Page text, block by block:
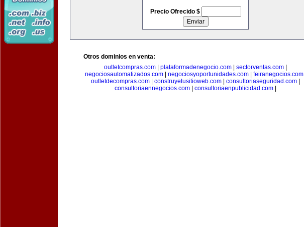
Precio Ofrecido $
Otros dominios en venta:
outletcompras.com
plataformadenegocio.com sectorventas.com
negociosautomatizados.com| negociosyoportunidades.com| feiranegocios.com|
outletdecompras.com
construyetusitioweb.com consultoriaseguridad.com
consultoriaennegocios.com
consultoriaenpublicidad.com